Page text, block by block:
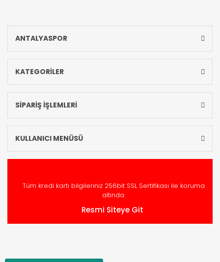
ANTALYASPOR
KATEGORİLER
SİPARİŞ İŞLEMLERİ
KULLANICI MENÜSÜ
Tüm kredi kartı bilgileriniz 256bit SSL Sertifikası ile koruma
altında.
Resmi Siteye Git